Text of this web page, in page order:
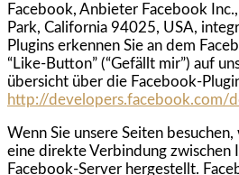
Facebook, Anbieter Facebook
Park, California 94025, USA,
Plugins erkennen Sie an dem
“Like-Button” (“Gefällt mir”) auf
übersicht über die Facebook-
http://developers.facebook.com/
Wenn Sie unsere Seiten
eine direkte Verbindung zwischen
Facebook-Server hergestellt.